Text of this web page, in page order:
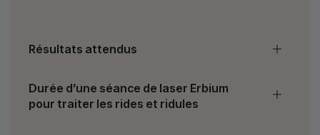
Résultats attendus
Durée d’une séance de laser Erbium
pour traiter les rides et ridules